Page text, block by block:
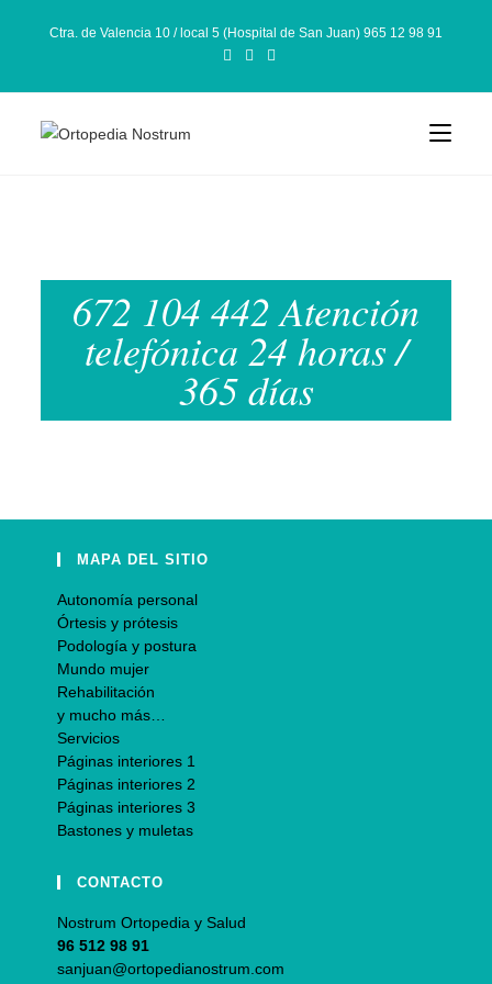
Ctra. de Valencia 10 / local 5 (Hospital de San Juan) 965 12 98 91
672 104 442 Atención
telefónica 24 horas /
365 días
MAPA DEL SITIO
Autonomía personal
Órtesis y prótesis
Podología y postura
Mundo mujer
Rehabilitación
y mucho más…
Servicios
Páginas interiores 1
Páginas interiores 2
Páginas interiores 3
Bastones y muletas
CONTACTO
Nostrum Ortopedia y Salud
96 512 98 91
sanjuan@ortopedianostrum.com